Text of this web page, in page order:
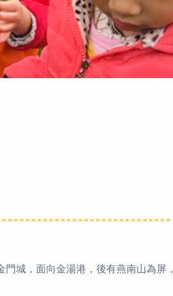
城，面向金湯港，後有燕南山為屏，